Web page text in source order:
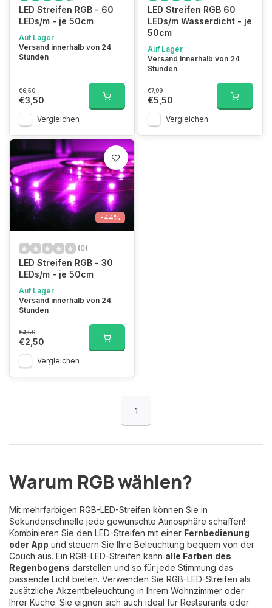
LED Streifen RGB - 60
LEDs/m - je 50cm
Auf Lager
Versand innerhalb von 24
Stunden
€6,50
€3,50
Vergleichen
LED Streifen RGB 60
LEDs/m Wasserdicht - je
50cm
Auf Lager
Versand innerhalb von 24
Stunden
€7,99
€5,50
Vergleichen
-44%
(0)
LED Streifen RGB - 30
LEDs/m - je 50cm
Auf Lager
Versand innerhalb von 24
Stunden
€4,50
€2,50
Vergleichen
1
Warum RGB wählen?
Mit mehrfarbigen RGB-LED-Streifen können Sie in
Sekundenschnelle jede gewünschte Atmosphäre schaffen!
Kombinieren Sie den LED-Streifen mit einer Fernbedienung
oder App und steuern Sie Ihre Beleuchtung bequem von der
Couch aus. Ein RGB-LED-Streifen kann alle Farben des
Regenbogens darstellen und so für jede Stimmung das
passende Licht bieten. Verwenden Sie RGB-LED-Streifen als
zusätzliche Akzentbeleuchtung in Ihrem Wohnzimmer oder
Ihrer Küche. Sie eignen sich auch ideal für Restaurants oder